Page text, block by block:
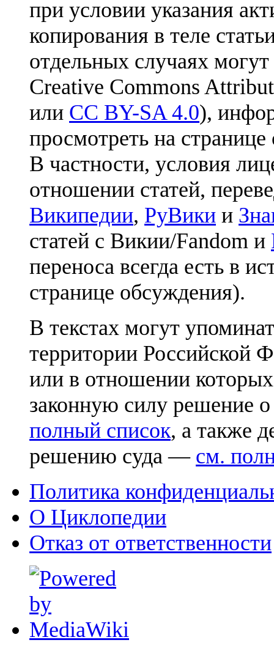
при условии указания
копирования в теле
отдельных случаях
Creative Commons
или CC BY-SA 4.0),
просмотреть на
В частности, условия
отношении статей,
Википедии, РуВики и
статей с Викии/Fandom и
переноса всегда есть в
странице обсуждения).
В текстах могут
территории Российской
или в отношении
законную силу решение
полный список, а также
решению суда — см.
Политика
О Циклопедии
Отказ от ответственности